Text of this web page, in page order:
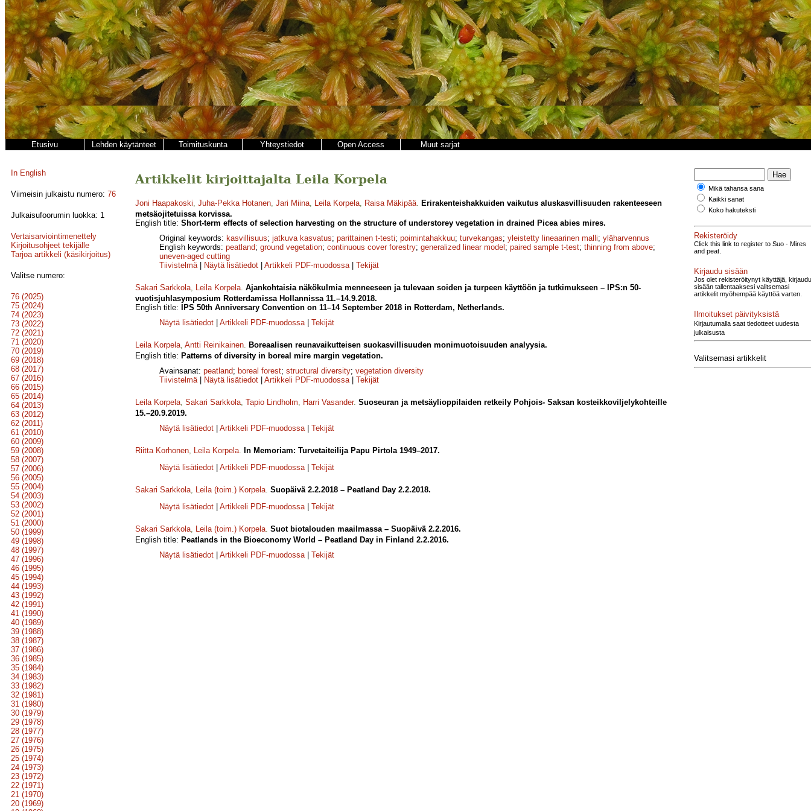
Etusivu Lehden käytänteet Toimituskunta Yhteystiedot Open Access Muut sarjat
In English
Viimeisin julkaistu numero: 76
Julkaisufoorumin luokka: 1
Vertaisarviointimenettely
Kirjoitusohjeet tekijälle
Tarjoa artikkeli (käsikirjoitus)
Valitse numero:
76 (2025)
75 (2024)
74 (2023)
73 (2022)
72 (2021)
71 (2020)
70 (2019)
69 (2018)
68 (2017)
67 (2016)
66 (2015)
65 (2014)
64 (2013)
63 (2012)
62 (2011)
61 (2010)
60 (2009)
59 (2008)
58 (2007)
57 (2006)
56 (2005)
55 (2004)
54 (2003)
53 (2002)
52 (2001)
51 (2000)
50 (1999)
49 (1998)
48 (1997)
47 (1996)
46 (1995)
45 (1994)
44 (1993)
43 (1992)
42 (1991)
41 (1990)
40 (1989)
39 (1988)
38 (1987)
37 (1986)
36 (1985)
35 (1984)
34 (1983)
33 (1982)
32 (1981)
31 (1980)
30 (1979)
29 (1978)
28 (1977)
27 (1976)
26 (1975)
25 (1974)
24 (1973)
23 (1972)
22 (1971)
21 (1970)
20 (1969)
Artikkelit kirjoittajalta Leila Korpela
Joni Haapakoski, Juha-Pekka Hotanen, Jari Miina, Leila Korpela, Raisa Mäkipää. Erirakenteishakkuiden vaikutus aluskasvillisuuden rakenteeseen
metsäojitetuissa korvissa.
English title: Short-term effects of selection harvesting on the structure of understorey vegetation in drained Picea abies mires.
Original keywords: kasvillisuus; jatkuva kasvatus; parittainen t-testi; poimintahakkuu; turvekangas; yleistetty lineaarinen malli; yläharvennus
English keywords: peatland; ground vegetation; continuous cover forestry; generalized linear model ; paired sample t-test; thinning from above;
uneven-aged cutting
Tiivistelmä| Näytä lisätiedot Artikkeli PDF-muodossa| Tekijät
Sakari Sarkkola, Leila Korpela. Ajankohtaisia näkökulmia menneeseen ja tulevaan soiden ja turpeen käyttöön ja tutkimukseen – IPS:n 50-
vuotisjuhlasymposium Rotterdamissa Hollannissa 11.–14.9.2018.
English title:
IPS 50th Anniversary Convention on 11–14 September 2018 in Rotterdam, Netherlands.
Näytä lisätiedot
Artikkeli PDF-muodossa| Tekijät
Leila Korpela, Antti Reinikainen. Boreaalisen reunavaikutteisen suokasvillisuuden monimuotoisuuden analyysia.
English title: Patterns of diversity in boreal mire margin vegetation.
Avainsanat: peatland; boreal forest; structural diversity; vegetation diversity
Tiivistelmä| Näytä lisätiedot Artikkeli PDF-muodossa| Tekijät
Leila Korpela, Sakari Sarkkola, Tapio Lindholm, Harri Vasander. Suoseuran ja metsäylioppilaiden retkeily Pohjois- Saksan kosteikkoviljelykohteille
15.–20.9.2019.
Näytä lisätiedot
Artikkeli PDF-muodossa| Tekijät
Riitta Korhonen, Leila Korpela. In Memoriam: Turvetaiteilija Papu Pirtola 1949–2017.
Näytä lisätiedot
Artikkeli PDF-muodossa| Tekijät
Sakari Sarkkola, Leila (toim.) Korpela. Suopäivä 2.2.2018 – Peatland Day 2.2.2018.
Näytä lisätiedot
Artikkeli PDF-muodossa| Tekijät
Sakari Sarkkola, Leila (toim.) Korpela. Suot biotalouden maailmassa – Suopäivä 2.2.2016.
English title: Peatlands in the Bioeconomy World – Peatland Day in Finland 2.2.2016.
Näytä lisätiedot
Artikkeli PDF-muodossa| Tekijät
Mikä tahansa sana
Kaikki sanat
Koko hakuteksti
Rekisteröidy
Click this link to register to Suo - Mires
and peat.
Kirjaudu sisään
Jos olet rekisteröitynyt käyttäjä, kirjaudu
sisään tallentaaksesi valitsemasi
artikkelit myöhempää käyttöä varten.
Ilmoitukset päivityksistä
Kirjautumalla saat tiedotteet uudesta
julkaisusta
Valitsemasi artikkelit